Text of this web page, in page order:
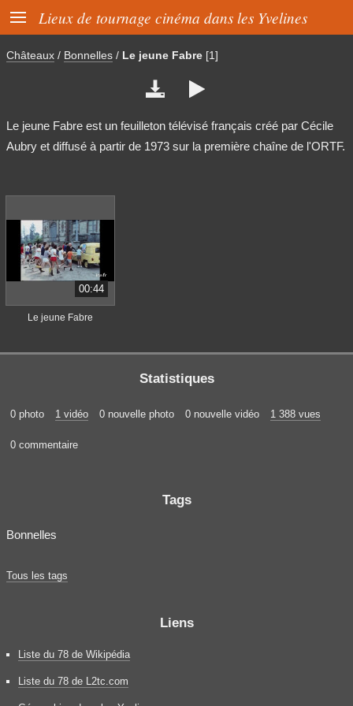
 Lieux de tournage cinéma dans les Yvelines
Châteaux / Bonnelles / Le jeune Fabre [1]
 
Le jeune Fabre est un feuilleton télévisé français créé par Cécile
Aubry et diffusé à partir de 1973 sur la première chaîne de l'ORTF.
00:44
Le jeune Fabre
Statistiques
0 photo 1 vidéo 0 nouvelle photo 0 nouvelle vidéo 1 388 vues
0 commentaire
Tags
Bonnelles
Tous les tags
Liens
Liste du 78 de Wikipédia
Liste du 78 de L2tc.com